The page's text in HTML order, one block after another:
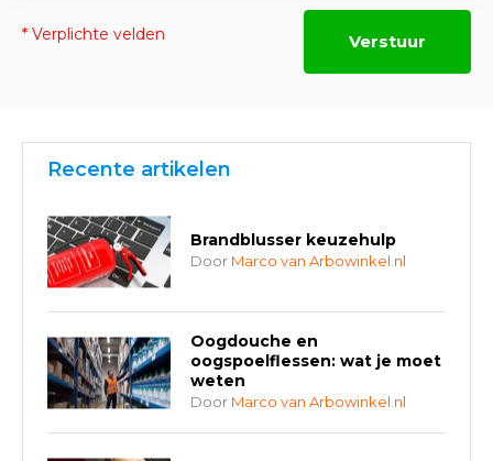
* Verplichte velden Verstuur
Recente artikelen
Brandblusser keuzehulp
Door Marco van Arbowinkel.nl
Oogdouche en
oogspoelflessen: wat je moet
weten
Door Marco van Arbowinkel.nl